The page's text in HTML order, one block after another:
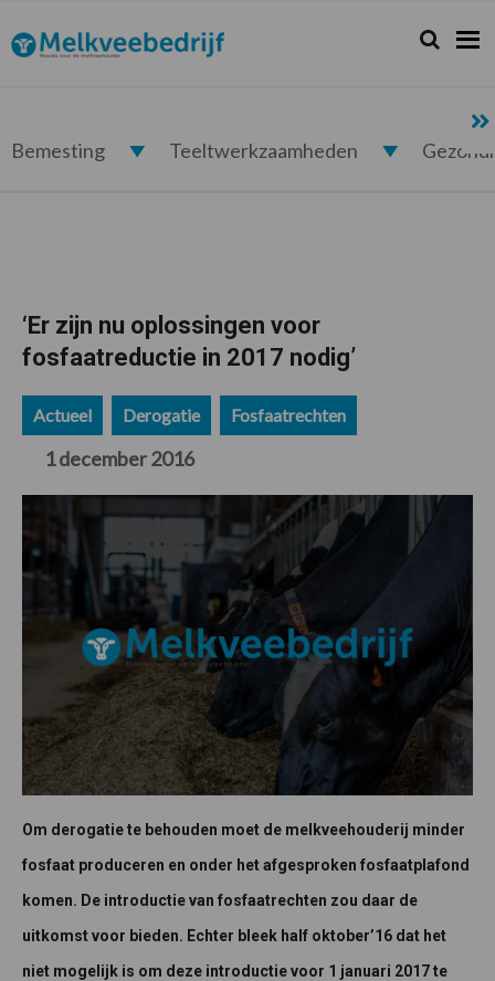
de
hoofdnavigatie
de
hoofd
de
eerste
de
voettekst
Melkveebedrijf.nl Zoeken...
Zoek
Bemesting Teeltwerkzaamheden
‘Er zijn nu oplossingen voor
fosfaatreductie in 2017 nodig’
Actueel Derogatie Fosfaatrechten
1 december 2016
Om derogatie te behouden moet de melkveehouderij minder
fosfaat produceren en onder het afgesproken fosfaatplafond
komen. De introductie van fosfaatrechten zou daar de
uitkomst voor bieden. Echter bleek half oktober’16 dat het
niet mogelijk is om deze introductie voor 1 januari 2017 te